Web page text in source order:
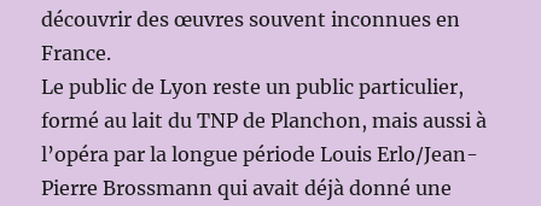
découvrir des œuvres souvent inconnues en
France.
Le public de Lyon reste un public particulier,
formé au lait du TNP de Planchon, mais aussi à
l’opéra par la longue période Louis Erlo/Jean-
Pierre Brossmann qui avait déjà donné une